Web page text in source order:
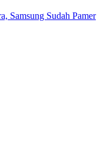
Samsung Sudah Pamer